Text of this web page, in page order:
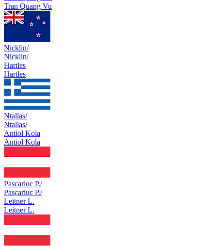
Tran Quang Vu
Nicklin/
Nicklin/
Hartles
Hartles
Ntallas/
Ntallas/
Antiol Kola
Antiol Kola
Pascariuc P./
Pascariuc P./
Leitner L.
Leitner L.